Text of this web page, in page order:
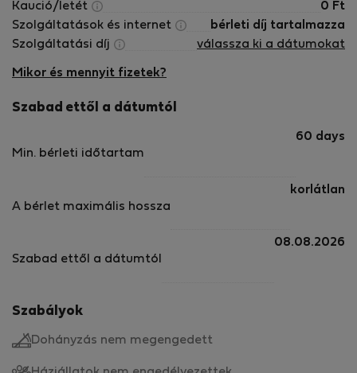
Kaució/letét
0 Ft
Szolgáltatások és internet
bérleti díj tartalmazza
Szolgáltatási díj
válassza ki a dátumokat
Mikor és mennyit fizetek?
Szabad ettől a dátumtól
Min. bérleti időtartam
60 days
A bérlet maximális hossza
korlátlan
Szabad ettől a dátumtól
08.08.2026
Szabályok
Dohányzás nem megengedett